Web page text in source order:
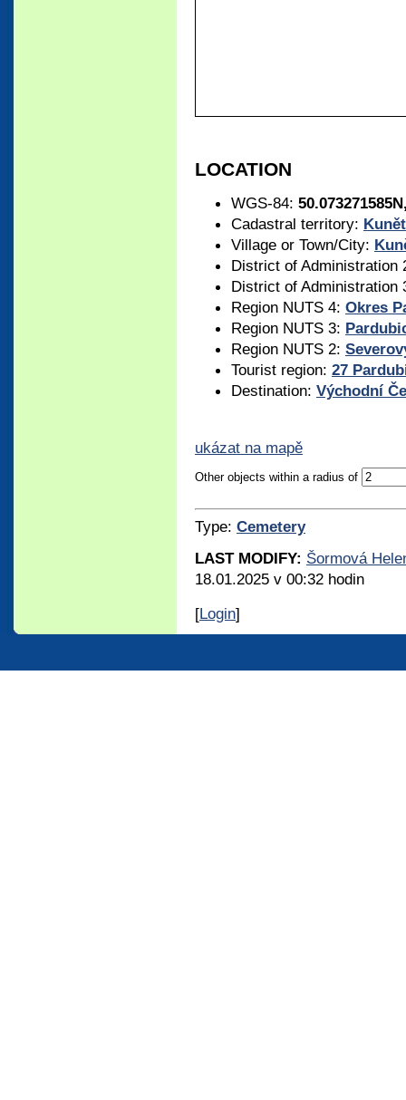
LOCATION
WGS-84:
Cadastral territory:
Village or Town/City:
District of Administration
District of Administration
Region NUTS 4: Okres
Region NUTS 3:
Region NUTS 2:
Tourist region: 27
Destination: Východní
ukázat na mapě
Other objects within a radius of
Type: Cemetery
LAST MODIFY: Šormová
18.01.2025 v 00:32 hodin
[Login]